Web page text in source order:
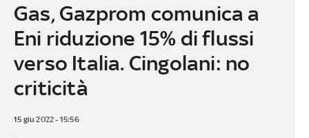
Gas, Gazprom comunica a
Eni riduzione 15% di flussi
verso Italia. Cingolani: no
criticità
15 giu 2022 - 15:56